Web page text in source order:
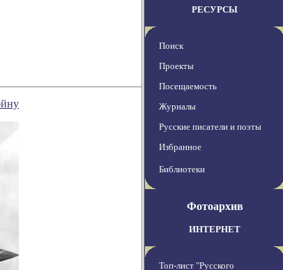
РЕСУРСЫ
Поиск
Проекты
Посещаемость
Журналы
Русские писатели и поэты
Избранное
Библиотеки
Фотоархив
ИНТЕРНЕТ
Топ-лист "Русского